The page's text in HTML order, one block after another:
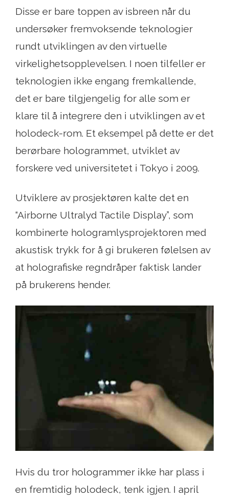
Disse er bare toppen av isbreen når du
undersøker fremvoksende teknologier
rundt utviklingen av den virtuelle
virkelighetsopplevelsen. I noen tilfeller er
teknologien ikke engang fremkallende,
det er bare tilgjengelig for alle som er
klare til å integrere den i utviklingen av et
holodeck-rom. Et eksempel på dette er det
berørbare hologrammet, utviklet av
forskere ved universitetet i Tokyo i 2009.
Utviklere av prosjektøren kalte det en
“Airborne Ultralyd Tactile Display”, som
kombinerte hologramlysprojektoren med
akustisk trykk for å gi brukeren følelsen av
at holografiske regndråper faktisk lander
på brukerens hender.
Hvis du tror hologrammer ikke har plass i
en fremtidig holodeck, tenk igjen. I april